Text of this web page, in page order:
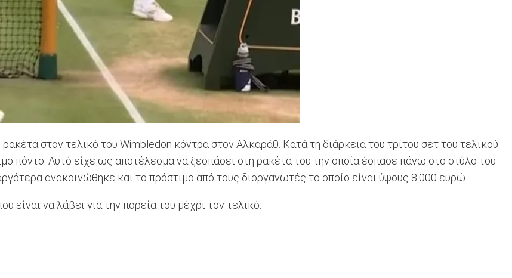
στον τελικό του Wimbledon κόντρα στον Αλκαράθ. Κατά τη διάρκεια του τρίτου σετ του τελικού
πόντο. Αυτό είχε ως αποτέλεσμα να ξεσπάσει στη ρακέτα του την οποία έσπασε πάνω στο στύλο του
ανακοινώθηκε και το πρόστιμο από τους διοργανωτές το οποίο είναι ύψους 8.000 ευρώ.
είναι να λάβει για την πορεία του μέχρι τον τελικό.